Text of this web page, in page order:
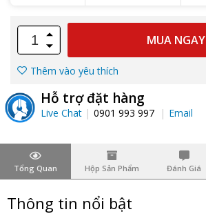
MUA NGAY
Thêm vào yêu thích
Hỗ trợ đặt hàng
Live Chat 0901 993 997 Email
Tổng Quan Hộp Sản Phẩm Đánh Giá
Thông tin nổi bật